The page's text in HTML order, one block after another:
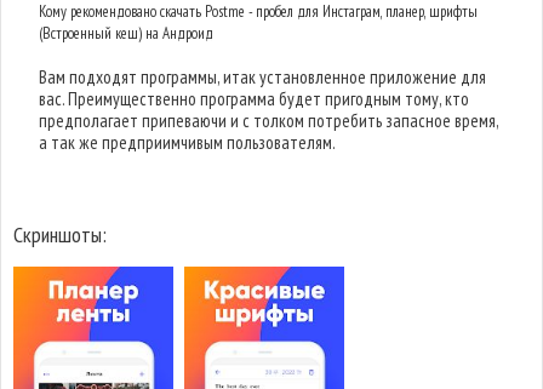
Кому рекомендовано скачать Postme - пробел для Инстаграм, планер, шрифты
(Встроенный кеш) на Андроид
Вам подходят программы, итак установленное приложение для
вас. Преимущественно программа будет пригодным тому, кто
предполагает припеваючи и с толком потребить запасное время,
а так же предприимчивым пользователям.
Скриншоты: